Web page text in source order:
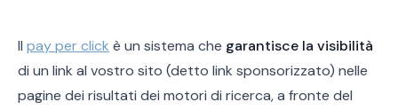
Il pay per click è un sistema che garantisce la visibilità
di un link al vostro sito (detto link sponsorizzato) nelle
pagine dei risultati dei motori di ricerca, a fronte del